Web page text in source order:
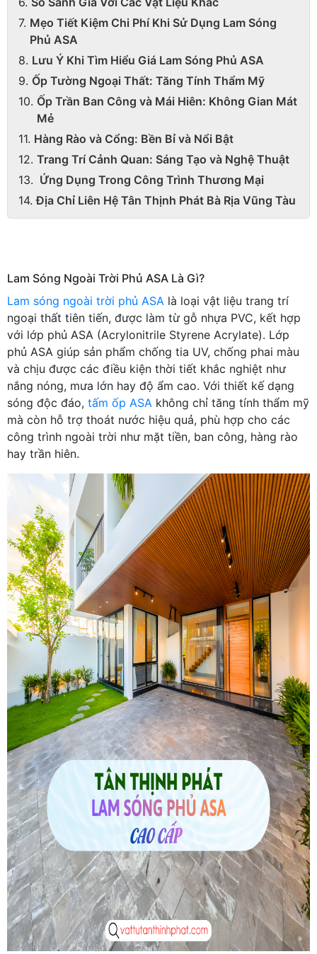
Mẹo Tiết Kiệm Chi Phí Khi Sử Dụng Lam Sóng
Phủ ASA
Lưu Ý Khi Tìm Hiểu Giá Lam Sóng Phủ ASA
Ốp Tường Ngoại Thất: Tăng Tính Thẩm Mỹ
Ốp Trần Ban Công và Mái Hiên: Không Gian Mát
Mẻ
Hàng Rào và Cổng: Bền Bỉ và Nổi Bật
Trang Trí Cảnh Quan: Sáng Tạo và Nghệ Thuật
Ứng Dụng Trong Công Trình Thương Mại
Địa Chỉ Liên Hệ Tân Thịnh Phát Bà Rịa Vũng Tàu
Lam Sóng Ngoài Trời Phủ ASA Là Gì?
Lam sóng ngoài trời phủ ASA là loại vật liệu trang trí
ngoại thất tiên tiến, được làm từ gỗ nhựa PVC, kết hợp
với lớp phủ ASA (Acrylonitrile Styrene Acrylate). Lớp
phủ ASA giúp sản phẩm chống tia UV, chống phai màu
và chịu được các điều kiện thời tiết khắc nghiệt như
nắng nóng, mưa lớn hay độ ẩm cao. Với thiết kế dạng
sóng độc đáo, tấm ốp ASA không chỉ tăng tính thẩm mỹ
mà còn hỗ trợ thoát nước hiệu quả, phù hợp cho các
công trình ngoài trời như mặt tiền, ban công, hàng rào
hay trần hiên.